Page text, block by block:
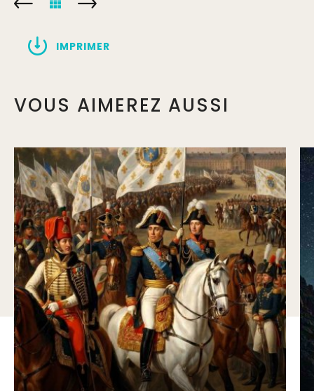
IMPRIMER
VOUS AIMEREZ AUSSI